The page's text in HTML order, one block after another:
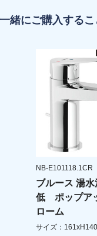
緒にご購入する
NB-E101118.1CR
ブルース 湯
低 ポップア
ローム
サイズ：